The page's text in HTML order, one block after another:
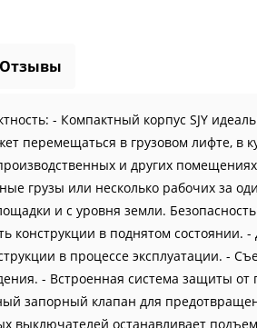
Отзывы
- Компактный корпус SJY
перемещаться в грузовом лифте, в
и других
грузы или несколько рабочих за
и с уровня земли.
конструкции в поднятом
в процессе эксплуатации. -
- Встроенная система защиты от
запорный клапан для
выключателей останавливает